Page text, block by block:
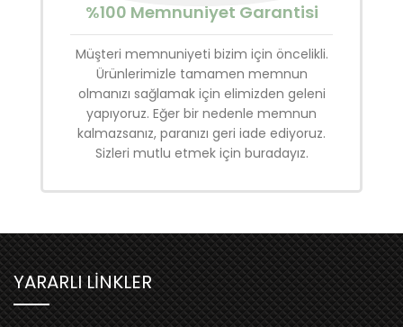
%100 Memnuniyet Garantisi
Müşteri memnuniyeti bizim için öncelikli.
Ürünlerimizle tamamen memnun
olmanızı sağlamak için elimizden geleni
yapıyoruz. Eğer bir nedenle memnun
kalmazsanız, paranızı geri iade ediyoruz.
Sizleri mutlu etmek için buradayız.
YARARLI LİNKLER